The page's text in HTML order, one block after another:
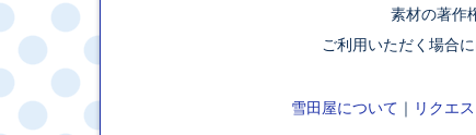
素材の著作
ご利用いただく場合
雪田屋について ｜ リクエス